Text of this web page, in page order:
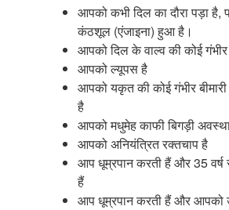
आपको कभी दिल का दौरा पड़ा है,
कंठशूल (एंजाइना) हुआ है।
आपको दिल के वाल्व की कोई
आपको ल्यूपस है
आपको यकृत की कोई गंभीर
है
आपको मधुमेह काफी बिगड़ी
आपको अनियंत्रित रक्तचाप है
आप धूम्रपान करती हैं और 35
हैं
आप धूम्रपान करती हैं और आपको